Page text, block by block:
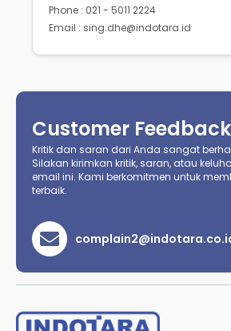
Phone : 021 - 5011 2224
Email : sing.dhe@indotara.id
Customer Feedback
Kritik dan saran dari Anda sangat
Silakan kirimkan kritik, saran, atau
email ini. Kami berkomitmen untuk
terbaik.